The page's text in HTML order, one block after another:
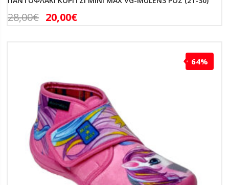
28,00€ 20,00€
64%